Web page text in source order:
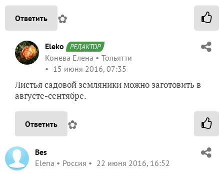
Ответить ✿
Eleko РЕДАКТОР
Конева Елена
Тольятти
15 июня 2016, 07:35
Листья садовой земляники можно заготовить в
августе-сентябре.
Ответить ✿
Bes
Elena
Россия 22 июня 2016, 16:52